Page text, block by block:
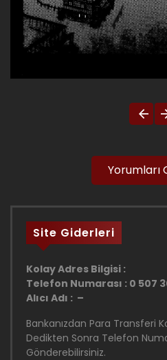
Yorumları
Site Giderleri
Kolay Adres Bilgisi :
Telefon Numarası : 0 507
Alıcı Adı : –
Bankanızdan Para Transferi
Dedikten Sonra Telefon
Gönderebilirsiniz.